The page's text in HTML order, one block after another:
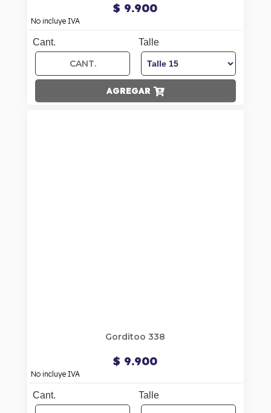
$ 9.900
No incluye IVA
Cant. Talle
AGREGAR
Gorditoo 338
$ 9.900
No incluye IVA
Cant. Talle